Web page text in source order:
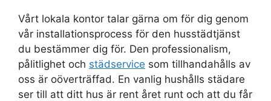
Vårt lokala kontor talar gärna om för dig genom
vår installationsprocess för den husstädtjänst
du bestämmer dig för. Den professionalism,
pålitlighet och städservice som tillhandahålls av
oss är oöverträffad. En vanlig hushålls städare
ser till att ditt hus är rent året runt och att du får